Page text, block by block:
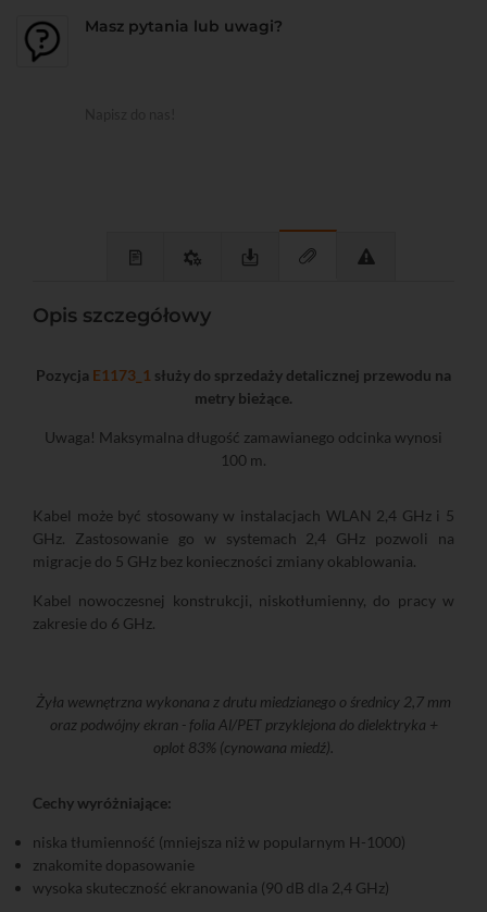
Masz pytania lub uwagi?
Opis szczegółowy
Pozycja E1173_1 służy do sprzedaży detalicznej przewodu na
metry bieżące.
Uwaga! Maksymalna długość zamawianego odcinka wynosi
100 m.
Kabel może być stosowany w instalacjach WLAN 2,4 GHz i 5
GHz. Zastosowanie go w systemach 2,4 GHz pozwoli na
migracje do 5 GHz bez konieczności zmiany okablowania.
Kabel nowoczesnej konstrukcji, niskotłumienny, do pracy w
zakresie do 6 GHz.
Żyła wewnętrzna wykonana z drutu miedzianego o średnicy 2,7 mm
oraz podwójny ekran - folia Al/PET przyklejona do dielektryka +
oplot 83% (cynowana miedź).
Cechy wyróżniające:
niska tłumienność (mniejsza niż w popularnym H-1000)
znakomite dopasowanie
wysoka skuteczność ekranowania (90 dB dla 2,4 GHz)